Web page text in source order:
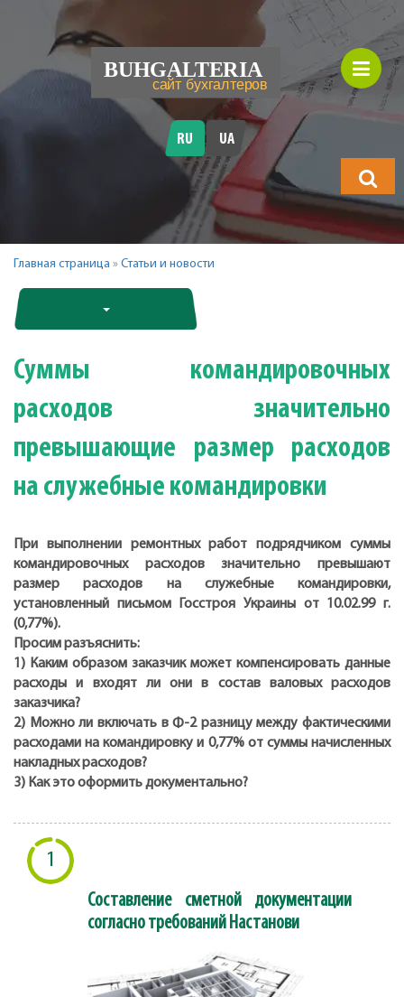
будете
искать?
RU UA
Главная страница » Статьи и новости
Суммы командировочных
расходов значительно
превышающие размер расходов
на служебные командировки
При выполнении ремонтных работ подрядчиком суммы
командировочных расходов значительно превышают
размер расходов на служебные командировки,
установленный письмом Госстроя Украины от 10.02.99 г.
(0,77%).
Просим разъяснить:
1) Каким образом заказчик может компенсировать данные
расходы и входят ли они в состав валовых расходов
заказчика?
2) Можно ли включать в Ф-2 разницу между фактическими
расходами на командировку и 0,77% от суммы начисленных
накладных расходов?
3) Как это оформить документально?
1
Составление сметной документации
согласно требований Настанови